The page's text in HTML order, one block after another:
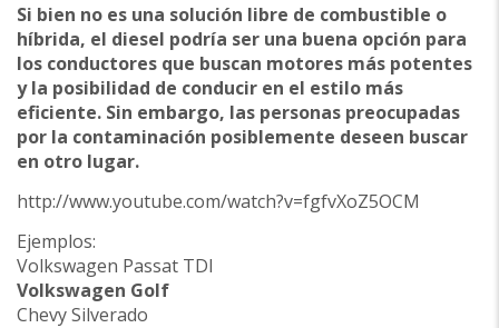
Si bien no es una solución libre de combustible o
híbrida, el diesel podría ser una buena opción para
los conductores que buscan motores más potentes
y la posibilidad de conducir en el estilo más
eficiente. Sin embargo, las personas preocupadas
por la contaminación posiblemente deseen buscar
en otro lugar.
http://www.youtube.com/watch?v=fgfvXoZ5OCM
Ejemplos:
Volkswagen Passat TDI
Volkswagen Golf
Chevy Silverado